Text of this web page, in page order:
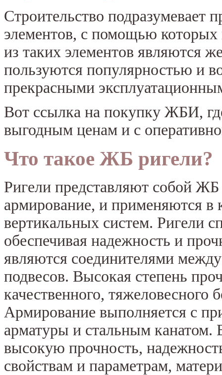
Строительство подразумевает
элементов, с помощью
из таких элементов являются
пользуются популярностью и
прекрасными
Вот ссылка на покупку ЖБИ,
выгодным ценам и с
Что такое ЖБ ригели?
Ригели представляют собой
армирование, и применяются в
вертикальных систем. Ригели
обеспечивая надежность и
являются соединителями
подвесов. Высокая степень
качественного, тяжеловесного
Армирование выполняется с
арматуры и стальным канатом.
высокую прочность,
свойствам и параметрам,